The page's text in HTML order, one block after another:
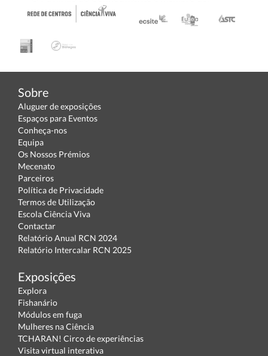
Sobre
Aluguer de exposições
Espaços para Eventos
Conheça-nos
Equipa
Os Nossos Prémios
Mecenato
Parceiros
Política de Privacidade
Termos de Utilização
Escola Ciência Viva
Contactar
Relatório Anual RCN 2024
Relatório Intercalar RCN 2025
Exposições
Explora
Fishanário
Módulos em fuga
Mulheres na Ciência
TCHARAN! Circo de experiências
Visita virtual interativa